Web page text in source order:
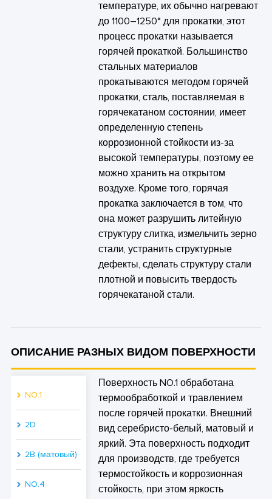
температуре, их обычно нагревают
до 1100–1250° для прокатки, этот
процесс прокатки называется
горячей прокаткой. Большинство
стальных материалов
прокатываются методом горячей
прокатки, сталь, поставляемая в
горячекатаном состоянии, имеет
определенную степень
коррозионной стойкости из-за
высокой температуры, поэтому ее
можно хранить на открытом
воздухе. Кроме того, горячая
прокатка заключается в том, что
она может разрушить литейную
структуру слитка, измельчить зерно
стали, устранить структурные
дефекты, сделать структуру стали
плотной и повысить твердость
горячекатаной стали.
ОПИСАНИЕ РАЗНЫХ ВИДОМ ПОВЕРХНОСТИ
NO.1
2D
2B (матовый)
NO.4
Поверхность NO.1 обработана
термообработкой и травлением
после горячей прокатки. Внешний
вид серебристо-белый, матовый и
яркий. Эта поверхность подходит
для производств, где требуется
термостойкость и коррозионная
стойкость, при этом яркость